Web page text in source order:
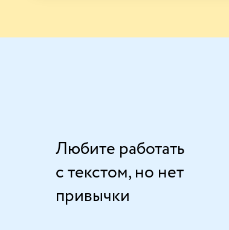
Любите работать
с текстом, но нет
привычки